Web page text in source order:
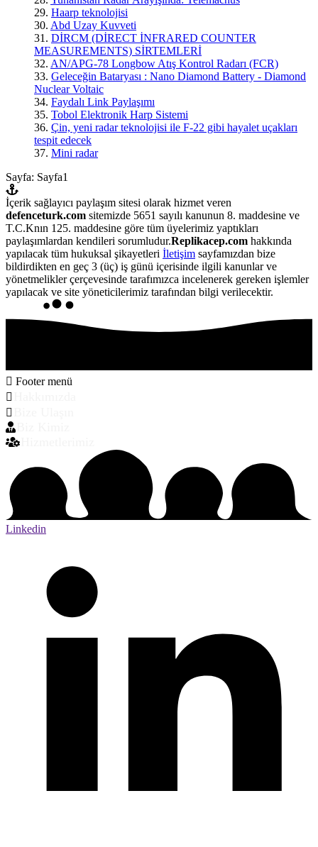
29. Haarp teknolojisi
30. Abd Uzay Kuvveti
31. DİRCM (DİRECT İNFRARED COUNTER
MEASUREMENTS) SİRTEMLERİ
32. AN/APG-78 Longbow Atış Kontrol Radarı (FCR)
33. Geleceğin Bataryası : Nano Diamond Battery - Diamond
Nuclear Voltaic
34. Faydalı Link Paylaşımı
35. Tobol Elektronik Harp Sistemi
36. Çin, yeni radar teknolojisi ile F-22 gibi hayalet uçakları
tespit edecek
37. Mini radar
Sayfa: Sayfa1
İçerik sağlayıcı paylaşım sitesi olarak hizmet veren
defenceturk.com sitemizde 5651 sayılı kanunun 8. maddesine ve
T.C.Knın 125. maddesine göre tüm üyelerimiz yaptıkları
paylaşımlardan kendileri sorumludur.Replikacep.com hakkında
yapılacak tüm hukuksal şikayetleri İletişim sayfamızdan bize
bildirdikten en geç 3 (üç) iş günü içerisinde ilgili kanunlar ve
yönetmelikler çerçevesinde tarafımızca incelenerek gereken işlemler
yapılacak ve site yöneticilerimiz tarafından bilgi verilecektir.
Footer menü
Linkedin